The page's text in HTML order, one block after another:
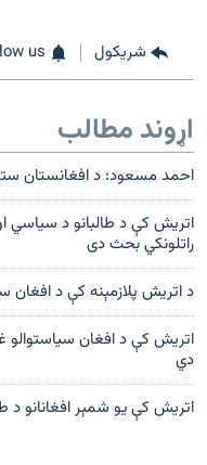
شريکول us
اړوند مطالب
احمد مسعود: د افغانستان
اتريش کې د طالبانو د سياسي
راتلونکي بحث دی
د اتريش پلازمېنه کې د
اتريش کې د افغان سياستوالو
دي
اتريش کې يو شمېر افغانانو د